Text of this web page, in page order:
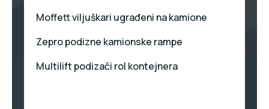
Moffett viljuškari ugrađeni na kamione
Zepro podizne kamionske rampe
Multilift podizači rol kontejnera